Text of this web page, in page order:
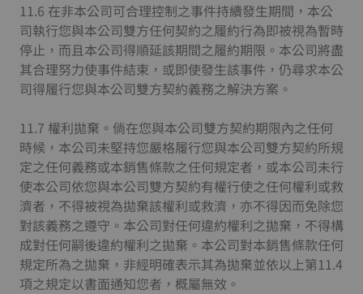
11.6 在非本公司可合理控制之事件持續發生期間，本公
司執行您與本公司雙方任何契約之履約行為即被視為暫時
停止，而且本公司得順延該期間之履約期限。本公司將盡
其合理努力使事件結束，或即使發生該事件，仍尋求本公
司得履行您與本公司雙方契約義務之解決方案。
11.7 權利拋棄。倘在您與本公司雙方契約期限內之任何
時候，本公司未堅持您嚴格履行您與本公司雙方契約所規
定之任何義務或本銷售條款之任何規定者，或本公司未行
使本公司依您與本公司雙方契約有權行使之任何權利或救
濟者，不得被視為拋棄該權利或救濟，亦不得因而免除您
對該義務之遵守。本公司對任何違約權利之拋棄，不得構
成對任何嗣後違約權利之拋棄。本公司對本銷售條款任何
規定所為之拋棄，非經明確表示其為拋棄並依以上第11.4
項之規定以書面通知您者，概屬無效。